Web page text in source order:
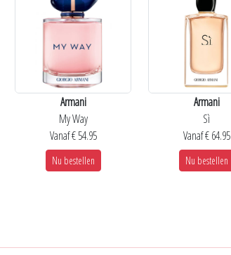
Armani
My Way
Vanaf € 54.95
Nu bestellen
Armani
Sì
Vanaf € 64.95
Nu bestellen